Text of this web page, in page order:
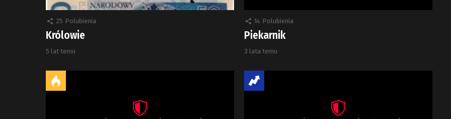
25 Polubienia
Królowie
5 lat temu
14 Polubienia
Piekarnik
3 lata temu